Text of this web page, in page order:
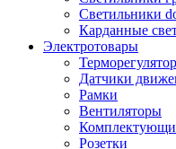
Светильники
Карданные
Электротовары
Датчики
Рамки
Вентиляторы
Розетки